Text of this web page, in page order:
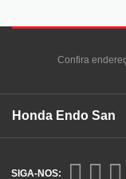
Confira
Honda Endo San
SIGA-NOS: